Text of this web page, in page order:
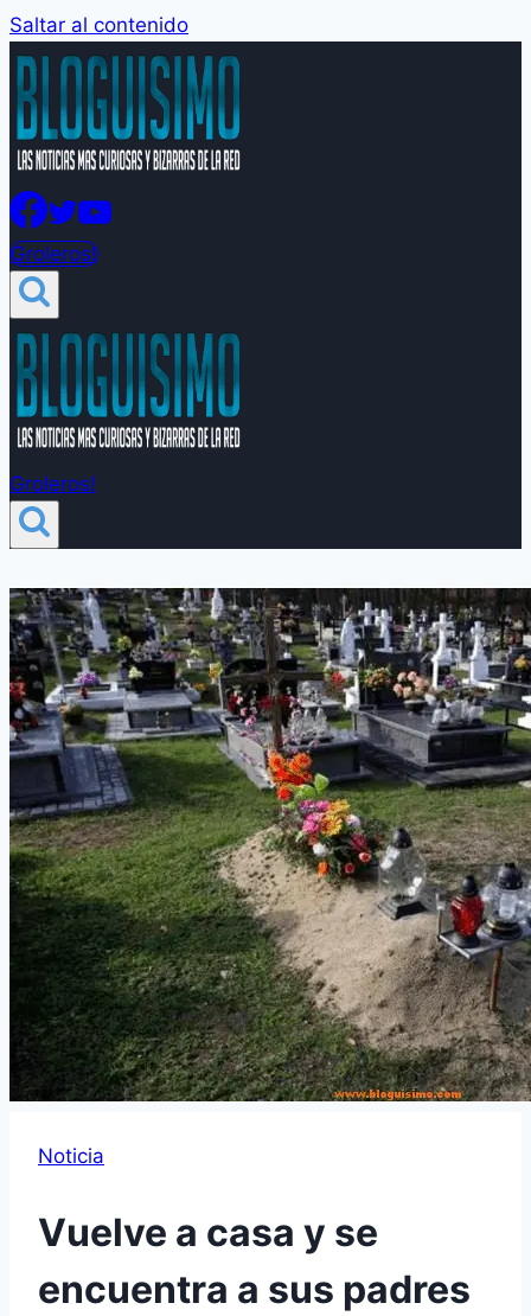
Saltar al contenido
Groleros!
Groleros!
Noticia
Vuelve a casa y se
encuentra a sus padres